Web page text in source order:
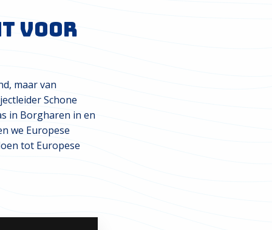
voor
maar van
Schone
in Borgharen in en
we Europese
tot Europese